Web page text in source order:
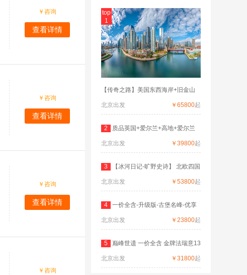
￥ 咨询
查看详情
￥ 咨询
查看详情
￥ 咨询
查看详情
￥ 咨询
top
1
【传奇之路】美国东西海岸+旧金山
北京出发 ￥65800起
2 质品英国+爱尔兰+高地+爱尔兰
深度
北京出发 ￥39800起
3 【冰河日记-旷野史诗】 北欧四国
双
北京出发 ￥53800起
4 一价全含-升级版-古堡名峰-优享
德
北京出发 ￥23800起
5 巅峰世遗 一价全含 金牌法瑞意13
日
北京出发 ￥31800起